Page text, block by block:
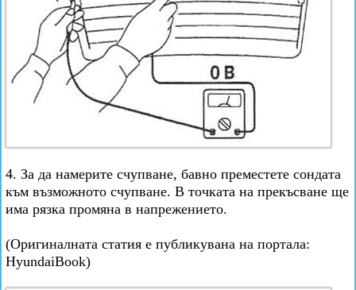
4. За да намерите счупване, бавно преместете сондата
към възможното счупване. В точката на прекъсване ще
има рязка промяна в напрежението.
(Оригиналната статия е публикувана на портала:
HyundaiBook)